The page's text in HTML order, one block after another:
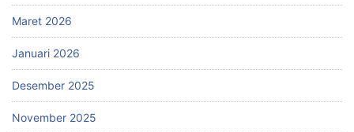
Maret 2026
Januari 2026
Desember 2025
November 2025